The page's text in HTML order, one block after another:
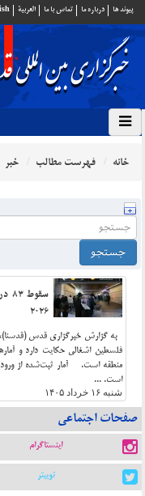
پيوند ها درباره ما تماس با ما العربية
خانه فهرست مطالب خبر
۲۰۲۶
به گزارش خبرگزاری قدس
فلسطین اشغالی حکایت دارد و
است. ...
شنبه ۱۶ خرداد ۱۴۰۵
صفحات اجتماعی
اینستاگرام
توییتر